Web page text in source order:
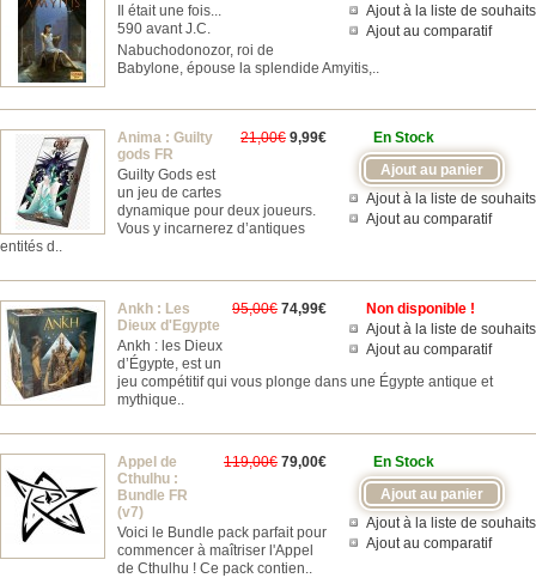
Ajout à la liste de souhaits
Ajout au comparatif
Il était une fois...
590 avant J.C.
Nabuchodonozor, roi de
Babylone, épouse la splendide Amyitis,..
En Stock
Ajout à la liste de souhaits
Ajout au comparatif
21,00€ 9,99€
Anima : Guilty
gods FR
Guilty Gods est
un jeu de cartes
dynamique pour deux joueurs.
Vous y incarnerez d’antiques
entités d..
Non disponible !
Ajout à la liste de souhaits
Ajout au comparatif
95,00€ 74,99€
Ankh : Les
Dieux d'Egypte
Ankh : les Dieux
d’Égypte, est un
jeu compétitif qui vous plonge dans une Égypte antique et
mythique..
En Stock
Ajout à la liste de souhaits
Ajout au comparatif
119,00€ 79,00€
Appel de
Cthulhu :
Bundle FR
(v7)
Voici le Bundle pack parfait pour
commencer à maîtriser l'Appel
de Cthulhu ! Ce pack contien..